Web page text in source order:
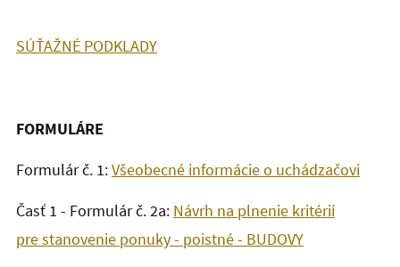
SÚŤAŽNÉ PODKLADY
FORMULÁRE
Formulár č. 1:Všeobecné informácie o uchádzačovi
Časť 1 - Formulár č. 2a: Návrh na plnenie kritérií
pre stanovenie ponuky - poistné - BUDOVY